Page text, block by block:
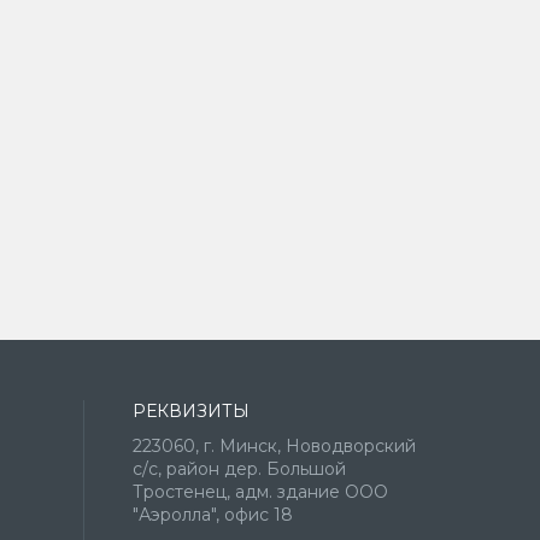
РЕКВИЗИТЫ
223060, г. Минск, Новодворский
с/с, район дер. Большой
Тростенец, адм. здание ООО
"Аэролла", офис 18